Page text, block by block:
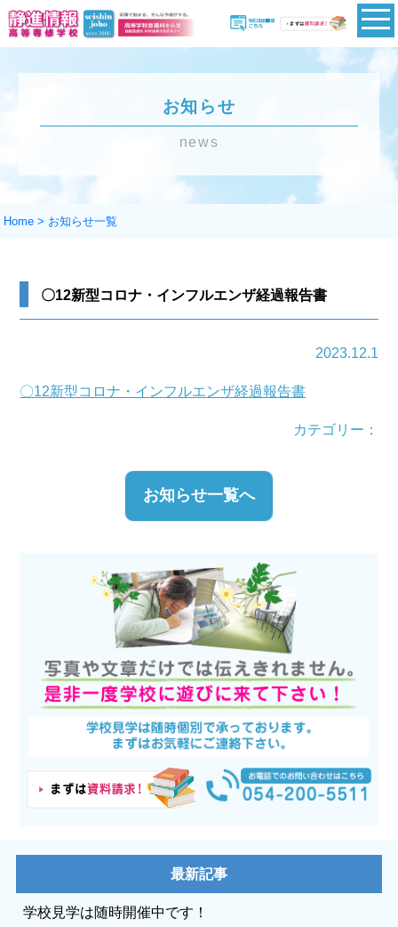
お知らせ
news
Home > お知らせ一覧
〇12新型コロナ・インフルエンザ経過報告書
2023.12.1
〇12新型コロナ・インフルエンザ経過報告書
カテゴリー：
お知らせ一覧へ
最新記事
学校見学は随時開催中です！